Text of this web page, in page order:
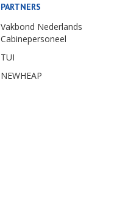
PARTNERS
Vakbond Nederlands
Cabinepersoneel
TUI
NEWHEAP